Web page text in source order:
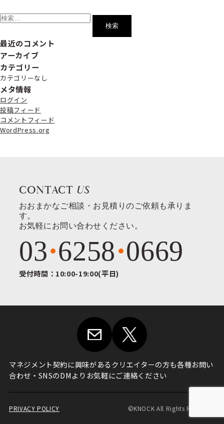
索:
最近のコメント
アーカイブ
カテゴリー
カテゴリーなし
メタ情報
ログイン
投稿フィード
コメントフィード
WordPress.org
CONTACT US
おおまかなご相談・お見積りのご依頼も承りま
す。
お気軽にお問い合わせください。
03 6258 0669
受付時間：10:00-19:00(平日)
マネジメント契約に興味があるクリエイターの方も各種お問い
合わせ・ SNSのDMよりお気軽にご連絡ください
PRIVACY POLICY ©KNOCK All Rights Reserved.